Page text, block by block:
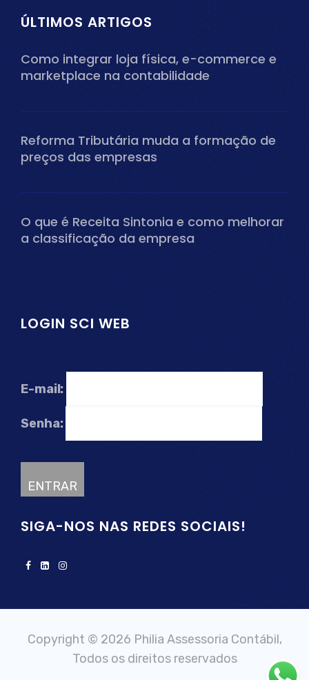
ÚLTIMOS ARTIGOS
Como integrar loja física, e-commerce e
marketplace na contabilidade
Reforma Tributária muda a formação de
preços das empresas
O que é Receita Sintonia e como melhorar
a classificação da empresa
LOGIN SCI WEB
E-mail:
Senha:
SIGA-NOS NAS REDES SOCIAIS!
Copyright © 2026 Philia Assessoria Contábil,
Todos os direitos reservados